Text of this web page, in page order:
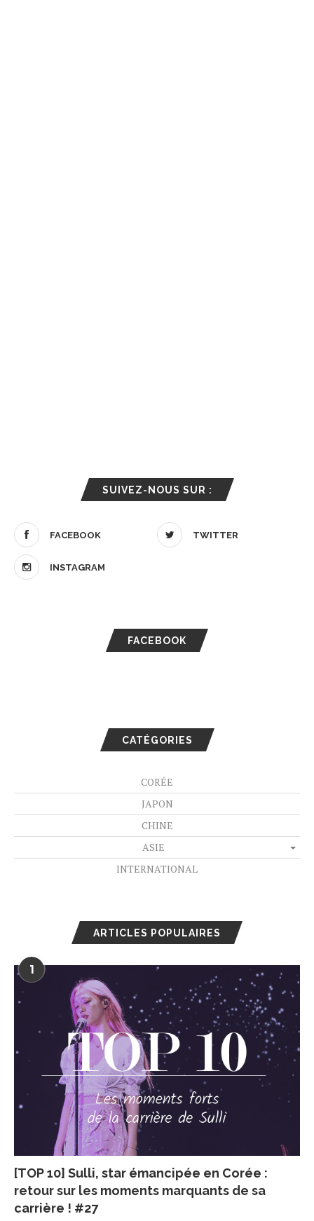
SUIVEZ-NOUS SUR :
FACEBOOK TWITTER
INSTAGRAM
FACEBOOK
CATÉGORIES
CORÉE
JAPON
CHINE
ASIE
INTERNATIONAL
ARTICLES POPULAIRES
1
[TOP 10] Sulli, star émancipée en Corée :
retour sur les moments marquants de sa
carrière ! #27